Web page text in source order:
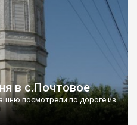
в с.Почтовое
посмотрели по дороге из